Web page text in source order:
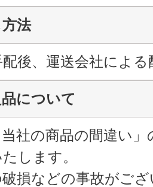
法
後、運送会社による
について
当社の商品の間違い
します。
損などの事故がご